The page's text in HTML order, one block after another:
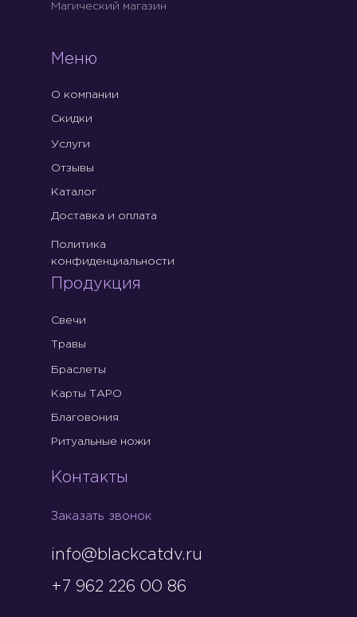
Меню
Продукция
Контакты
Заказать звонок
О компании
Каталог
Доставка и оплата
Скидки
Отзывы
Политика
конфиденциальности
Услуги
Свечи
Травы
Браслеты
Карты ТАРО
Благовония
Ритуальные ножи
info@blackcatdv.ru
+7 962 226 00 86
Магический магазин